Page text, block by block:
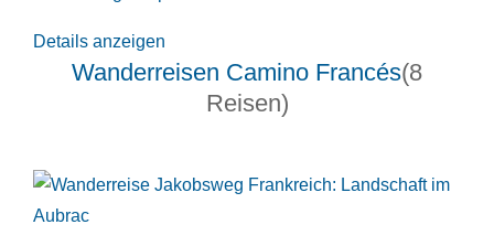
Details anzeigen
Wanderreisen Camino Francés(8
Reisen)